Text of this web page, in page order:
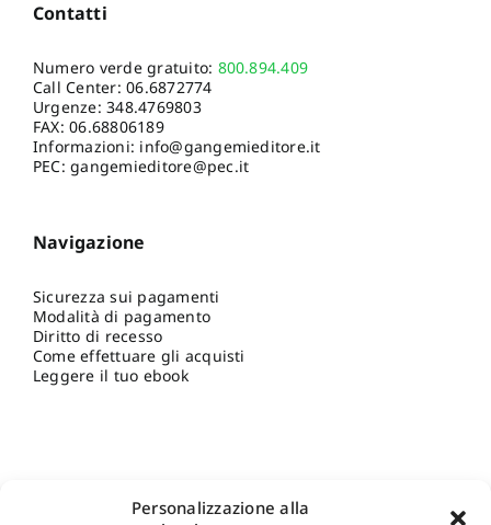
Personalizzazione alla
Contatti
Numero verde gratuito: 800.894.409
Call Center:06.6872774
Urgenze:348.4769803
FAX: 06.68806189
Informazioni: info@gangemieditore.it
PEC: gangemieditore@pec.it
Navigazione
Sicurezza sui pagamenti
Modalità di pagamento
Diritto di recesso
Come effettuare gli acquisti
Leggere il tuo ebook